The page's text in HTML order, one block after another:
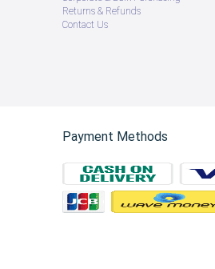
Returns & Refunds
Contact Us
Payment Methods